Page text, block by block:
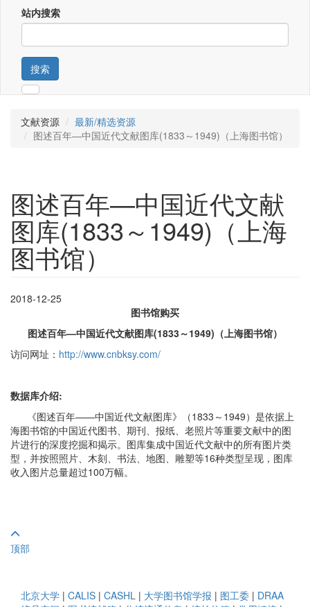
站内搜索
搜索
文献资源
最新/精选资源
图述百年—中国近代文献图库(1833～1949)（上海图书馆）
图述百年—中国近代文献
图库(1833～1949)（上海
图书馆）
2018-12-25
图书馆购买
图述百年—中国近代文献图库(1833～1949)（上海图书馆）
访问网址： http://www.cnbksy.com/
数据库介绍:
《图述百年——中国近代文献图库》（1833～1949）是依据上
海图书馆的中国近代图书、期刊、报纸、老照片等重要文献中的图
片进行的深度挖掘和揭示。图库集成中国近代文献中的所有图片类
型，并按照照片、木刻、书法、地图、雕塑等16种类型呈现，图库
收入图片总量超过100万幅。
顶部
北京大学 | CALIS | CASHL | 大学图书馆学报 | 图工委 | DRAA